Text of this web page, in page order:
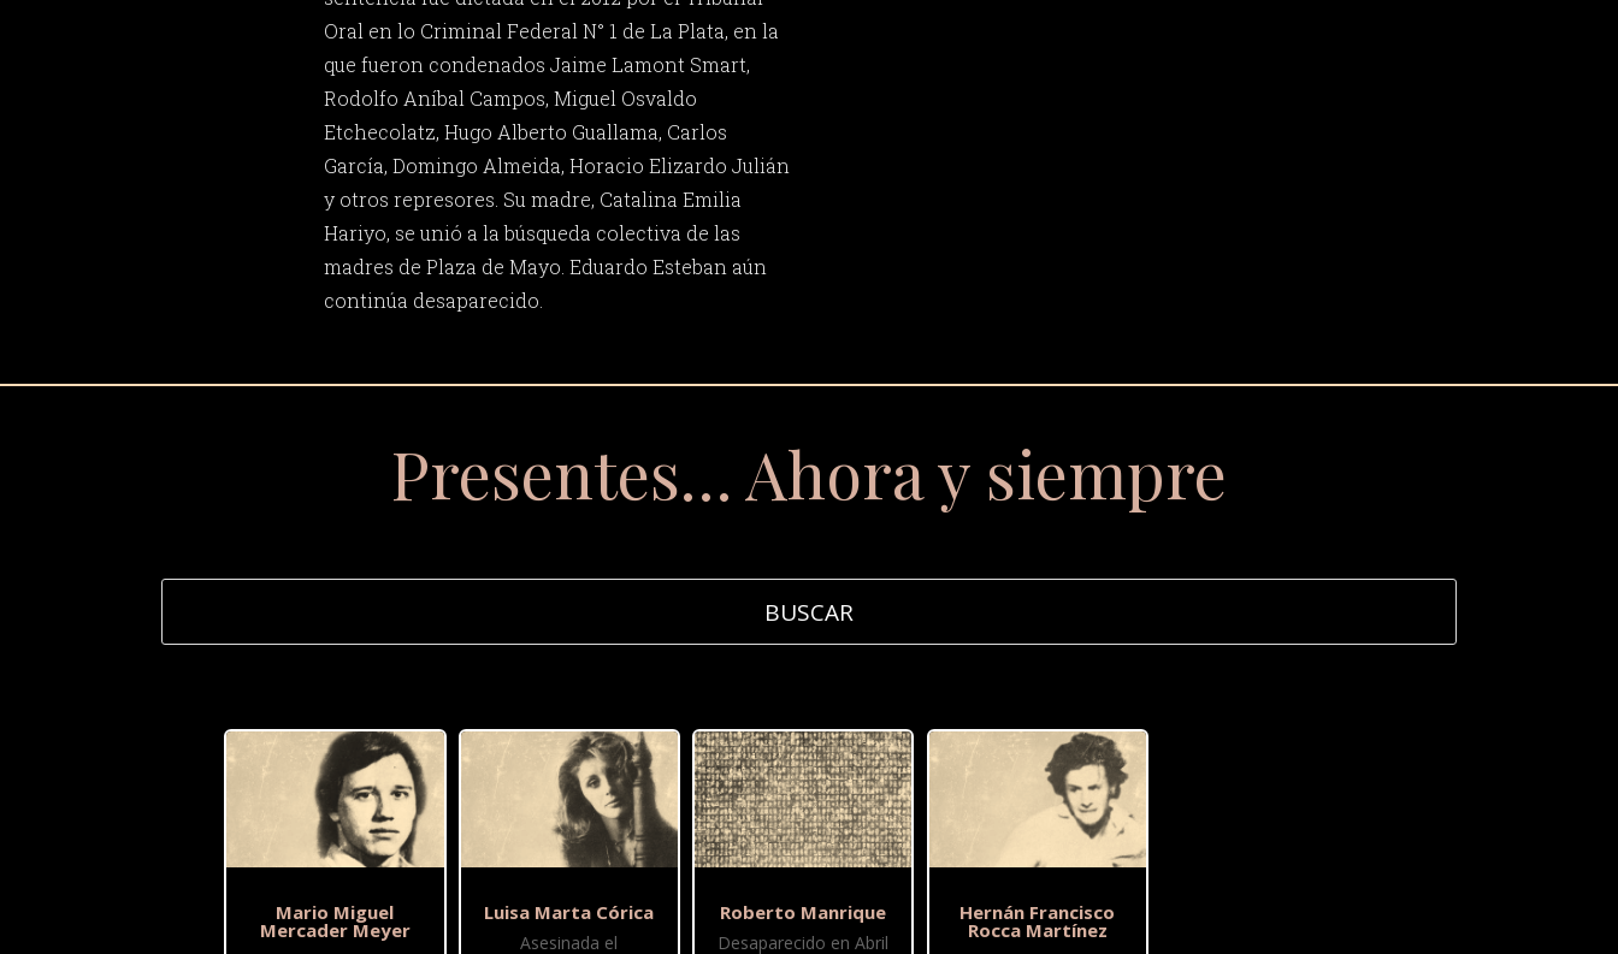
Oral en lo Criminal Federal N° 1 de La Plata, en la
que fueron condenados Jaime Lamont Smart,
Rodolfo Aníbal Campos, Miguel Osvaldo
Etchecolatz, Hugo Alberto Guallama, Carlos
García, Domingo Almeida, Horacio Elizardo Julián
y otros represores. Su madre, Catalina Emilia
Hariyo, se unió a la búsqueda colectiva de las
madres de Plaza de Mayo. Eduardo Esteban aún
continúa desaparecido.
Presentes… Ahora y siempre
Mario Miguel
Mercader Meyer
Luisa Marta Córica
Asesinada el
Roberto Manrique
Desaparecido en Abril
Hernán Francisco
Rocca Martínez